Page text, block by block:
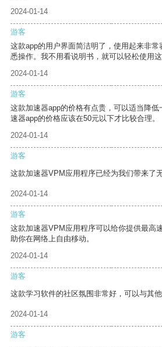
2024-01-14
游客
这款app的用户界面简洁明了，使用起来非
悉操作。我不用看说明书，就可以轻松使用这
2024-01-14
游客
这款加速器app的价格有点贵，可以适当降
速器app的价格应该在50元以下才比较合理。
2024-01-14
游客
这款加速器VPM应用程序已经为我们带来了
2024-01-14
游客
这款加速器VPM应用程序可以给你提供最高
助你在网络上自由移动。
2024-01-14
游客
这款学习软件的社区氛围非常好，可以与其
2024-01-14
游客